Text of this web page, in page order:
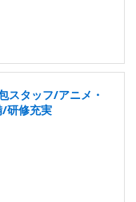
スタッフ/アニメ・
研修充実